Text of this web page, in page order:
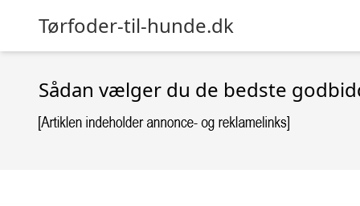
Tørfoder-til-hunde.dk
Sådan vælger du de bedste